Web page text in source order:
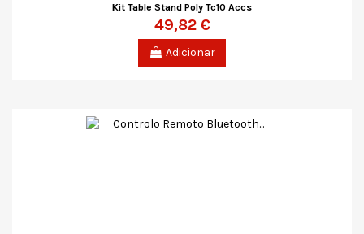
Kit Table Stand Poly Tc10 Accs
49,82 €
Adicionar